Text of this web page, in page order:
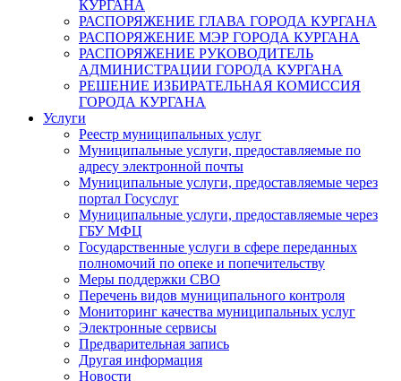
КУРГАНА
РАСПОРЯЖЕНИЕ ГЛАВА ГОРОДА КУРГАНА
РАСПОРЯЖЕНИЕ МЭР ГОРОДА КУРГАНА
РАСПОРЯЖЕНИЕ РУКОВОДИТЕЛЬ
АДМИНИСТРАЦИИ ГОРОДА КУРГАНА
РЕШЕНИЕ ИЗБИРАТЕЛЬНАЯ КОМИССИЯ
ГОРОДА КУРГАНА
Услуги
Реестр муниципальных услуг
Муниципальные услуги, предоставляемые по
адресу электронной почты
Муниципальные услуги, предоставляемые через
портал Госуслуг
Муниципальные услуги, предоставляемые через
ГБУ МФЦ
Государственные услуги в сфере переданных
полномочий по опеке и попечительству
Меры поддержки СВО
Перечень видов муниципального контроля
Мониторинг качества муниципальных услуг
Электронные сервисы
Предварительная запись
Другая информация
Новости